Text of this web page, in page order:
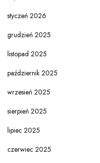
styczeń 2026
grudzień 2025
listopad 2025
październik 2025
wrzesień 2025
sierpień 2025
lipiec 2025
czerwiec 2025